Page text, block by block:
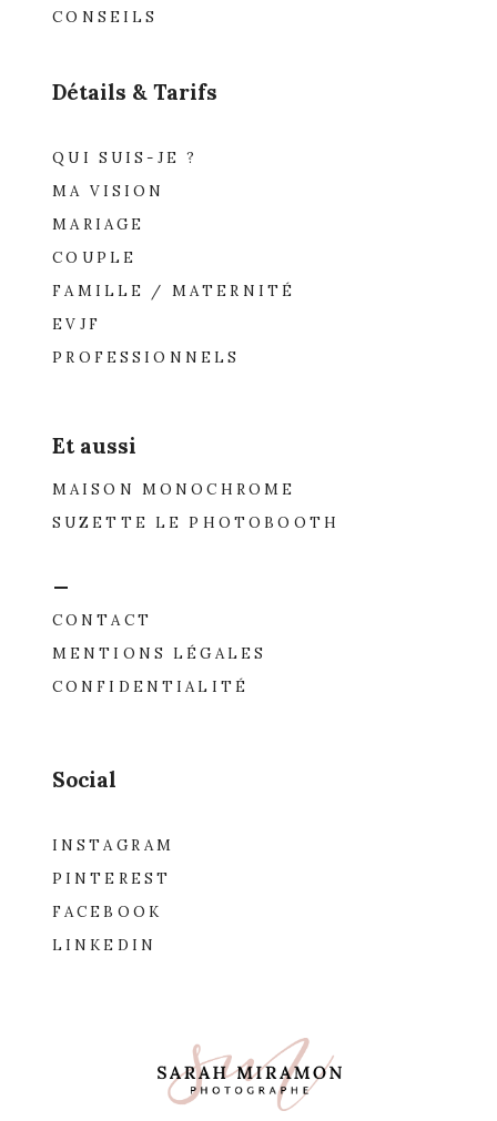
CONSEILS
Détails & Tarifs
QUI SUIS-JE ?
MA VISION
MARIAGE
COUPLE
FAMILLE / MATERNITÉ
EVJF
PROFESSIONNELS
Social
INSTAGRAM
PINTEREST
FACEBOOK
LINKEDIN
CONTACT
MENTIONS LÉGALES
CONFIDENTIALITÉ
Et aussi
MAISON MONOCHROME
SUZETTE LE PHOTOBOOTH